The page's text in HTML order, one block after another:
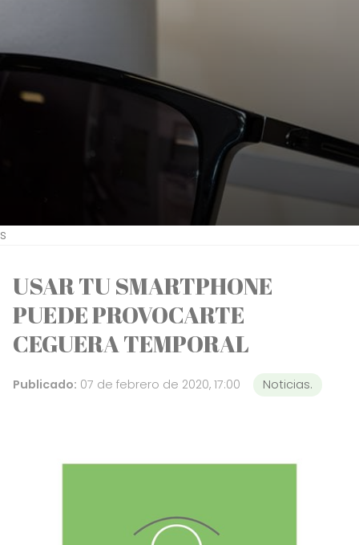
s
USAR TU SMARTPHONE
PUEDE PROVOCARTE
CEGUERA TEMPORAL
Publicado: 07 de febrero de 2020, 17:00 Noticias.